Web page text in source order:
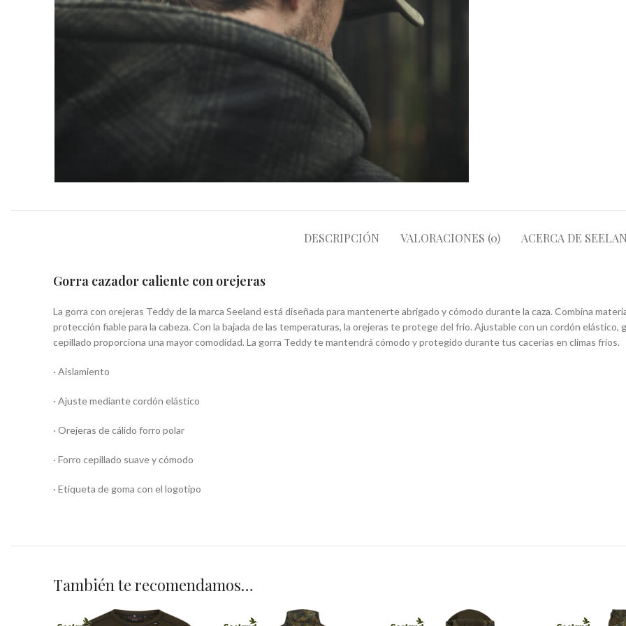
DESCRIPCIÓN VALORACIONES (0) ACERCA DE
Gorra cazador caliente con orejeras
La gorra con orejeras Teddy de la marca Seeland está diseñada para mantenerte abrigado y cómodo durante la caza. Combina
protección fiable para la cabeza. Con la bajada de las temperaturas, la orejeras te protege del frio. Ajustable con un cordón
cepillado proporciona una mayor comodidad. La gorra Teddy te mantendrá cómodo y protegido durante tus cacerías en climas fríos.
· Aislamiento
· Ajuste mediante cordón elástico
· Orejeras de cálido forro polar
· Forro cepillado suave y cómodo
· Etiqueta de goma con el logotipo
También te recomendamos…